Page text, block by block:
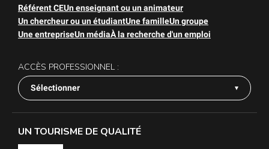
Référent CEUn enseignant ou un animateur
Un chercheur ou un étudiantUne familleUn groupe
Une entrepriseUn médiaÀ la recherche d'un emploi
ACCÈS PROFESSIONNEL :
Sélectionner
UN TOURISME DE QUALITÉ